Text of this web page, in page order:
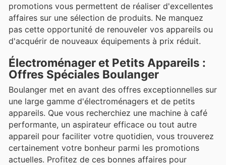
promotions vous permettent de réaliser d'excellentes
affaires sur une sélection de produits. Ne manquez
pas cette opportunité de renouveler vos appareils ou
d'acquérir de nouveaux équipements à prix réduit.
Électroménager et Petits Appareils :
Offres Spéciales Boulanger
Boulanger met en avant des offres exceptionnelles sur
une large gamme d'électroménagers et de petits
appareils. Que vous recherchiez une machine à café
performante, un aspirateur efficace ou tout autre
appareil pour faciliter votre quotidien, vous trouverez
certainement votre bonheur parmi les promotions
actuelles. Profitez de ces bonnes affaires pour